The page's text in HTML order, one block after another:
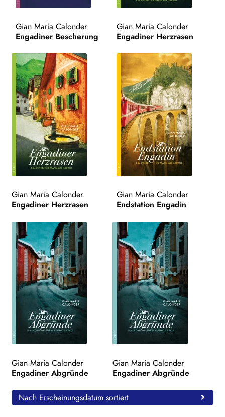
Search:
Gian Maria Calonder
Engadiner Bescherung
Gian Maria Calonder
Engadiner Herzrasen
Gian Maria Calonder
Engadiner Herzrasen
Gian Maria Calonder
Endstation Engadin
Gian Maria Calonder
Engadiner Abgründe
Gian Maria Calonder
Engadiner Abgründe
Nach Erscheinungsdatum sortiert